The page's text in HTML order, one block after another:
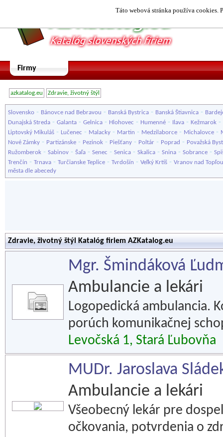
Táto webová stránka používa cookies.
Firmy
azkatalog.eu Zdravie, životný štýl
Slovensko - Bánovce nad Bebravou - Banská Bystrica - Banská Štiavnica -
Dunajská Streda - Galanta - Gelnica - Hlohovec - Humenné - Ilava - Kežmarok -
Liptovský Mikuláš - Lučenec - Malacky - Martin - Medzilaborce - Michalovce -
Nové Zámky - Partizánske - Pezinok - Piešťany - Poltár - Poprad - Považská
Ružomberok - Sabinov - Šaľa - Senec - Senica - Skalica - Snina - Sobrance -
Trenčín - Trnava - Turčianske Teplice - Tvrdošín - Veľký Krtíš - Vranov nad Topľou
města dle abecedy
Zdravie, životný štýl Katalóg firiem AZKatalog.eu
Mgr. Šmindáková
Ambulancie a lekári
Logopedická ambulancia.
porúch komunikačnej
Levočská 1, Stará Ľubovňa
MUDr. Jaroslava
Ambulancie a lekári
Všeobecný lekár pre
očkovania, potvrdenia o